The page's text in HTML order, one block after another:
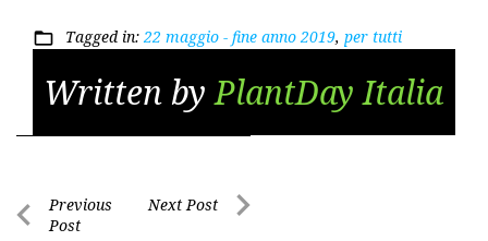
folder_open Tagged in: 22 maggio - fine anno 2019, per tutti
Written byPlantDay Italia
PostPrevious
Post
Next Post